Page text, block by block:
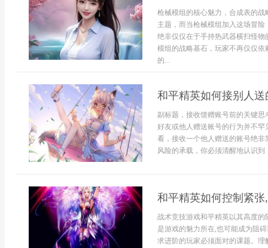
枪械模组的核心魅力，合成表的
主题，而当枪械模组加入这场冒
绝非仅仅在于手持热武器横扫怪
模组的战略基石，玩家不再仅仅
的...
和平精英如何接别人
副标题，接收馈赠账号前的关键
好友或他人赠送账号的行为并不
看，接收一个他人赠送的账号绝
风险的承载，你必须清醒地认识到
和平精英如何控制紧
战术竞技游戏和平精英以其高度
是游戏的魅力所在,也可能成为阻
求进阶的玩家必须面对的课题。